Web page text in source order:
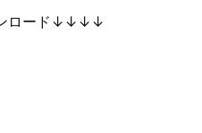
ロード↓↓↓↓